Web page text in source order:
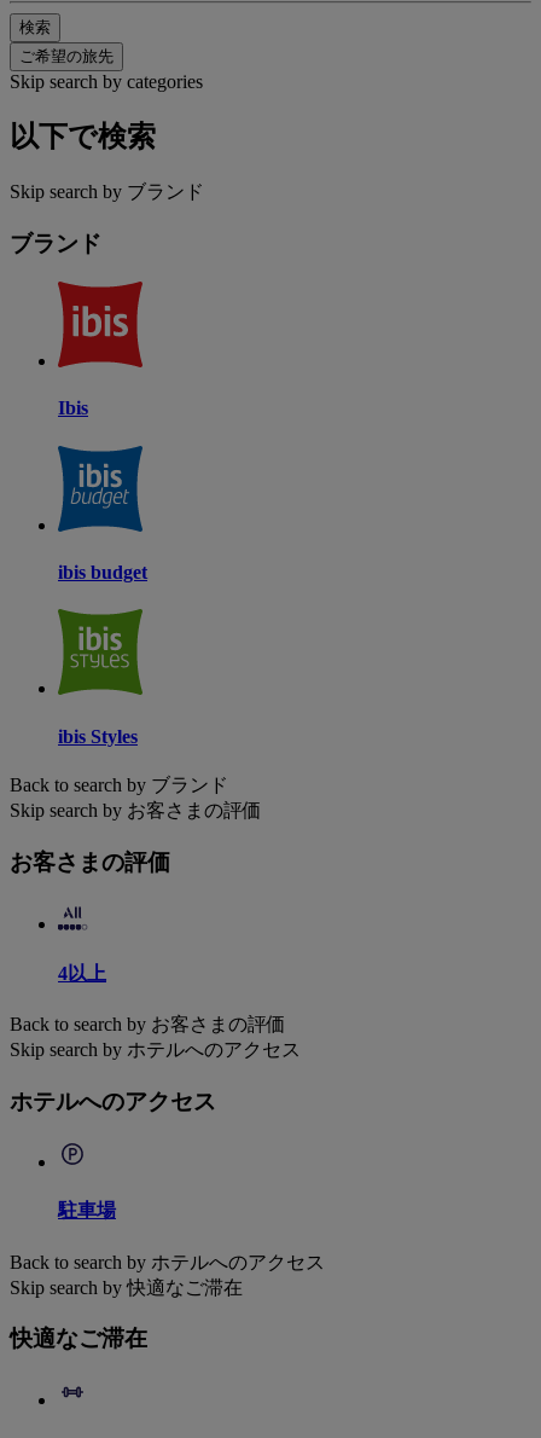
検索
ご希望の旅先
Skip search by categories
以下で検索
Skip search by ブランド
ブランド
Ibis
ibis budget
ibis Styles
Back to search by ブランド
Skip search by お客さまの評価
お客さまの評価
4以上
Back to search by お客さまの評価
Skip search by ホテルへのアクセス
ホテルへのアクセス
駐車場
Back to search by ホテルへのアクセス
Skip search by 快適なご滞在
快適なご滞在